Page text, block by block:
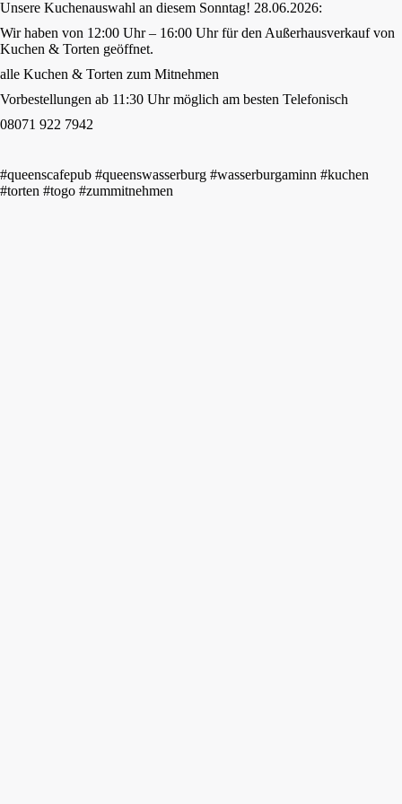
Unsere Kuchenauswahl an diesem Sonntag! 28.06.2026:
Wir haben von 12:00 Uhr – 16:00 Uhr für den Außerhausverkauf von
Kuchen & Torten geöffnet.
alle Kuchen & Torten zum Mitnehmen
Vorbestellungen ab 11:30 Uhr möglich am besten Telefonisch
08071 922 7942
#queenscafepub #queenswasserburg #wasserburgaminn #kuchen
#torten #togo #zummitnehmen